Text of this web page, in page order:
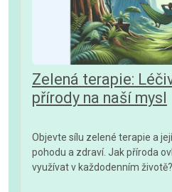
Zelená terapie:
přírody na naší mysl
Objevte sílu zelené terapie a
pohodu a zdraví. Jak příroda
využívat v každodenním životě?